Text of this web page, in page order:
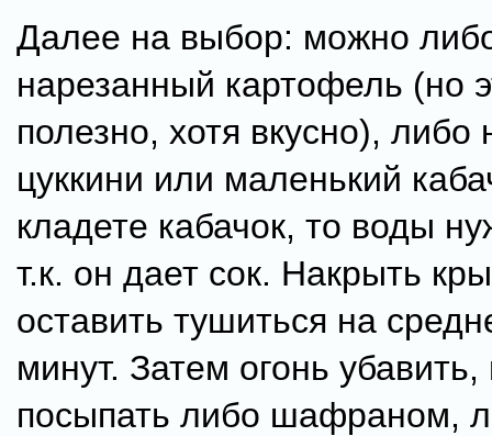
Далее на выбор: можно
нарезанный картофель (но
полезно, хотя вкусно), либо
цуккини или маленький
кладете кабачок, то воды
т.к. он дает сок. Накрыть
оставить тушиться на
минут. Затем огонь
посыпать либо шафраном,